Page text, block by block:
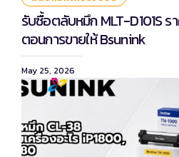
รับซื้อตลับหมึก MLT-D101S
ตอนการขายให้ Bsunink
May 25, 2026